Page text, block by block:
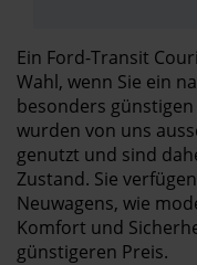
Ein Ford-Transit
Wahl, wenn Sie ein
besonders günstigen
wurden von uns
genutzt und sind
Zustand. Sie
Neuwagens, wie
Komfort und
günstigeren Preis.